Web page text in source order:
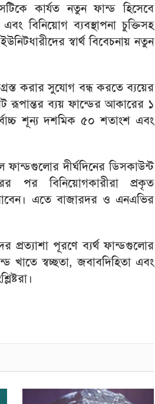
কার্যত নতুন ফান্ড হিসেবে
বিনিয়োগ ব্যবস্থাপনা চুক্তিসহ
স্বার্থ বিবেচনায় নতুন
করার সুযোগ বন্ধ করতে ব্যয়ের
রূপান্তর ব্যয় ফান্ডের আকারের ১
শূন্য দশমিক ৫০ শতাংশ এবং
দীর্ঘদিনের ডিসকাউন্ট
পর বিনিয়োগকারীরা প্রকৃত
এতে বাজারদর ও এনএভির
প্রত্যাশা পূরণে ব্যর্থ ফান্ডগুলোর
স্বচ্ছতা, জবাবদিহিতা এবং